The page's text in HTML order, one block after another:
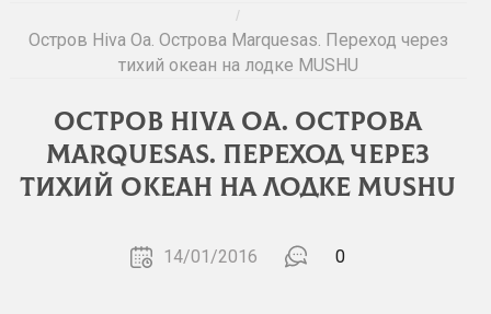
/
Остров Hiva Oa. Острова Marquesas. Переход через
тихий океан на лодке MUSHU
Остров Hiva Oa. Острова
Marquesas. Переход через
тихий океан на лодке MUSHU
14/01/2016 0